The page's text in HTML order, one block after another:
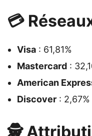
💳
Visa : 61,81%
Mastercard :
American
Discover : 2,67%
🕵️